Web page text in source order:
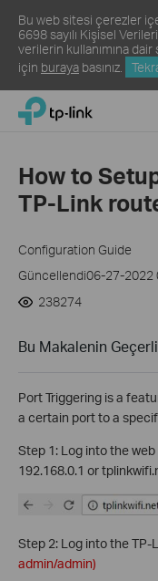
Bu web sitesi çerezler
6698 sayılı Kişisel
verilerin kullanımına
için buraya basınız.
Click
navigation
bar
TP-Link, Reliably Smart
How to
TP-Link
Configuration Guide
Güncellendi06-27-2022
238274
Bu Makalenin
Port Triggering is a
a certain port to a
Step 1: Log into the
192.168.0.1 or
Step 2: Log into the TP-
admin/admin)